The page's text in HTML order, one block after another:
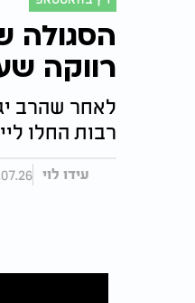
הסגולה
רווקה
לאחר שהרב
רבות החלו
עידו לוי 02.07.26 י"ז